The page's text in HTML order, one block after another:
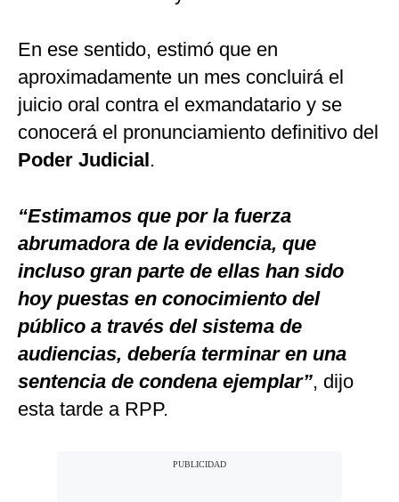
En ese sentido, estimó que en
aproximadamente un mes concluirá el
juicio oral contra el exmandatario y se
conocerá el pronunciamiento definitivo del
Poder Judicial.
“Estimamos que por la fuerza
abrumadora de la evidencia, que
incluso gran parte de ellas han sido
hoy puestas en conocimiento del
público a través del sistema de
audiencias, debería terminar en una
sentencia de condena ejemplar”, dijo
esta tarde a RPP.